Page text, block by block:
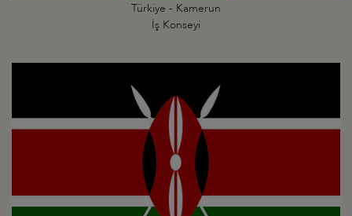
Türkiye - Kamerun
İş Konseyi